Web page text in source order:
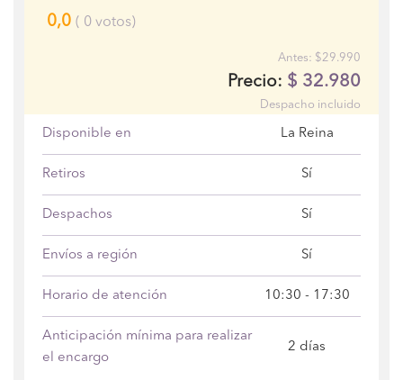
0,0 ( 0 votos)
Antes: $29.990
Precio: $ 32.980
Despacho incluido
Disponible en La Reina
Retiros Sí
Despachos Sí
Envíos a región Sí
Horario de atención 10:30 - 17:30
Anticipación mínima para realizar
el encargo
2 días